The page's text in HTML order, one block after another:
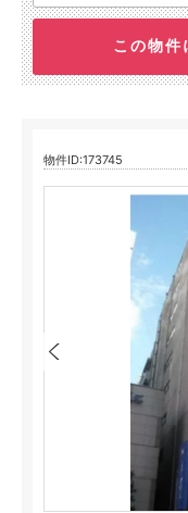
この物件
物件ID:173745